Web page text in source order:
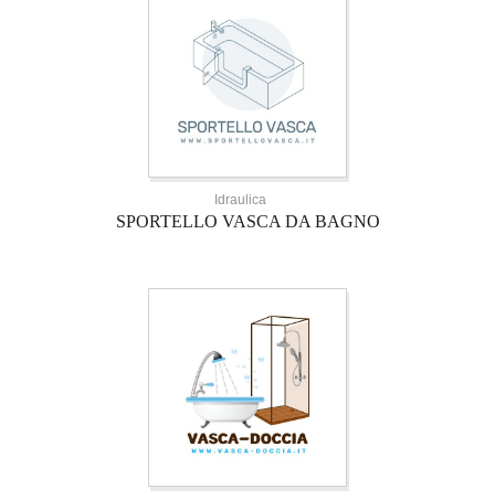
Idraulica
SPORTELLO VASCA DA BAGNO